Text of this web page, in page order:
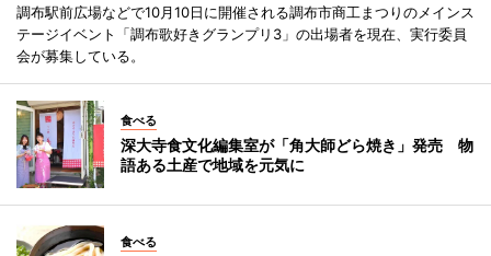
調布駅前広場などで10月10日に開催される調布市商工まつりのメインス
テージイベント「調布歌好きグランプリ3」の出場者を現在、実行委員
会が募集している。
食べる
深大寺食文化編集室が「角大師どら焼き」発売 物
語ある土産で地域を元気に
食べる